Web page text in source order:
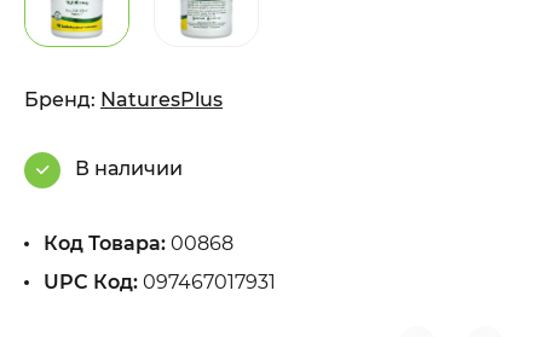
Бренд: NaturesPlus
В наличии
Код Товара: 00868
UPC Код: 097467017931